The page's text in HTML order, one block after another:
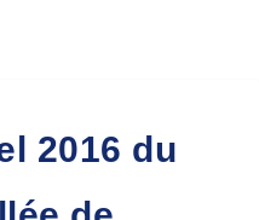
2016 du